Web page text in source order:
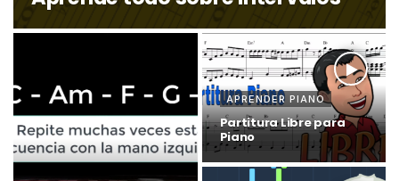
APRENDER PIANO
Partitura Libre para
Piano